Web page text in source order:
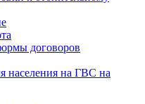
договоров
населения на ГВС на